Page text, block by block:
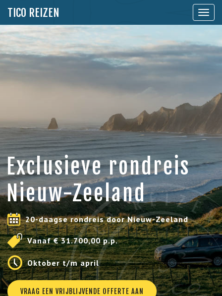
TICO REIZEN
Toon
Exclusieve rondreis
Nieuw-Zeeland
20-daagse rondreis door Nieuw-Zeeland
Vanaf € 31.700,00 p.p.
Oktober t/m april
VRAAG EEN VRIJBLIJVENDE OFFERTE AAN